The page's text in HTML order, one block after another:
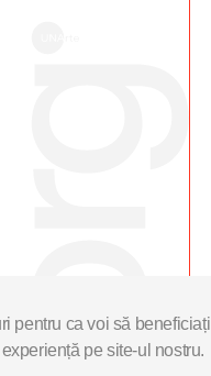
pentru ca voi să beneficiați
pe site-ul nostru.